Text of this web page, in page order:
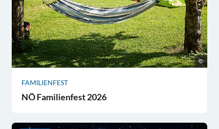
©
FAMILIENFEST
NÖ Familienfest 2026